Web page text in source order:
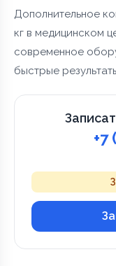
Дополнительное
кг в медицинском
современное
быстрые
+7